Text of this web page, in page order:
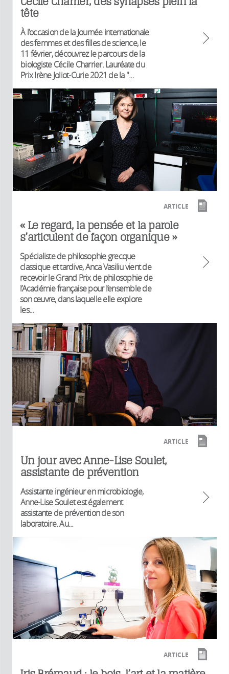
tête
À l'occasion de la Journée internationale
des femmes et des filles de science, le
11 février, découvrez le parcours de la
biologiste Cécile Charrier. Lauréate du
Prix Irène Joliot-Curie 2021 de la "...
ARTICLE
« Le regard, la pensée et la parole
s’articulent de façon organique »
Spécialiste de philosophie grecque
classique et tardive, Anca Vasiliu vient de
recevoir le Grand Prix de philosophie de
l’Académie française pour l’ensemble de
son œuvre, dans laquelle elle explore
les...
ARTICLE
Un jour avec Anne-Lise Soulet,
assistante de prévention
Assistante ingénieur en microbiologie,
Anne-Lise Soulet est également
assistante de prévention de son
laboratoire. Au...
ARTICLE